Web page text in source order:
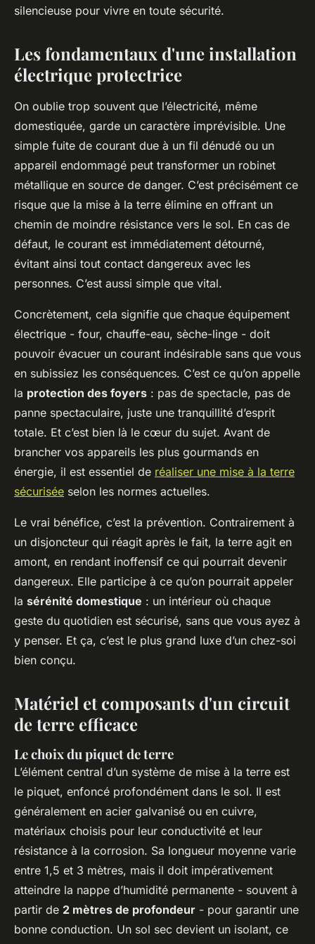
silencieuse pour vivre en toute sécurité.
Les fondamentaux d'une installation
électrique protectrice
On oublie trop souvent que l’électricité, même
domestiquée, garde un caractère imprévisible. Une
simple fuite de courant due à un fil dénudé ou un
appareil endommagé peut transformer un robinet
métallique en source de danger. C’est précisément ce
risque que la mise à la terre élimine en offrant un
chemin de moindre résistance vers le sol. En cas de
défaut, le courant est immédiatement détourné,
évitant ainsi tout contact dangereux avec les
personnes. C’est aussi simple que vital.
Concrètement, cela signifie que chaque équipement
électrique - four, chauffe-eau, sèche-linge - doit
pouvoir évacuer un courant indésirable sans que vous
en subissiez les conséquences. C’est ce qu’on appelle
la protection des foyers : pas de spectacle, pas de
panne spectaculaire, juste une tranquillité d’esprit
totale. Et c’est bien là le cœur du sujet. Avant de
brancher vos appareils les plus gourmands en
énergie, il est essentiel de réaliser une mise à la terre
sécurisée selon les normes actuelles.
Le vrai bénéfice, c’est la prévention. Contrairement à
un disjoncteur qui réagit après le fait, la terre agit en
amont, en rendant inoffensif ce qui pourrait devenir
dangereux. Elle participe à ce qu’on pourrait appeler
la sérénité domestique : un intérieur où chaque
geste du quotidien est sécurisé, sans que vous ayez à
y penser. Et ça, c’est le plus grand luxe d’un chez-soi
bien conçu.
Matériel et composants d'un circuit
de terre efficace
Le choix du piquet de terre
L’élément central d’un système de mise à la terre est
le piquet, enfoncé profondément dans le sol. Il est
généralement en acier galvanisé ou en cuivre,
matériaux choisis pour leur conductivité et leur
résistance à la corrosion. Sa longueur moyenne varie
entre 1,5 et 3 mètres, mais il doit impérativement
atteindre la nappe d’humidité permanente - souvent à
partir de 2 mètres de profondeur - pour garantir une
bonne conduction. Un sol sec devient un isolant, ce